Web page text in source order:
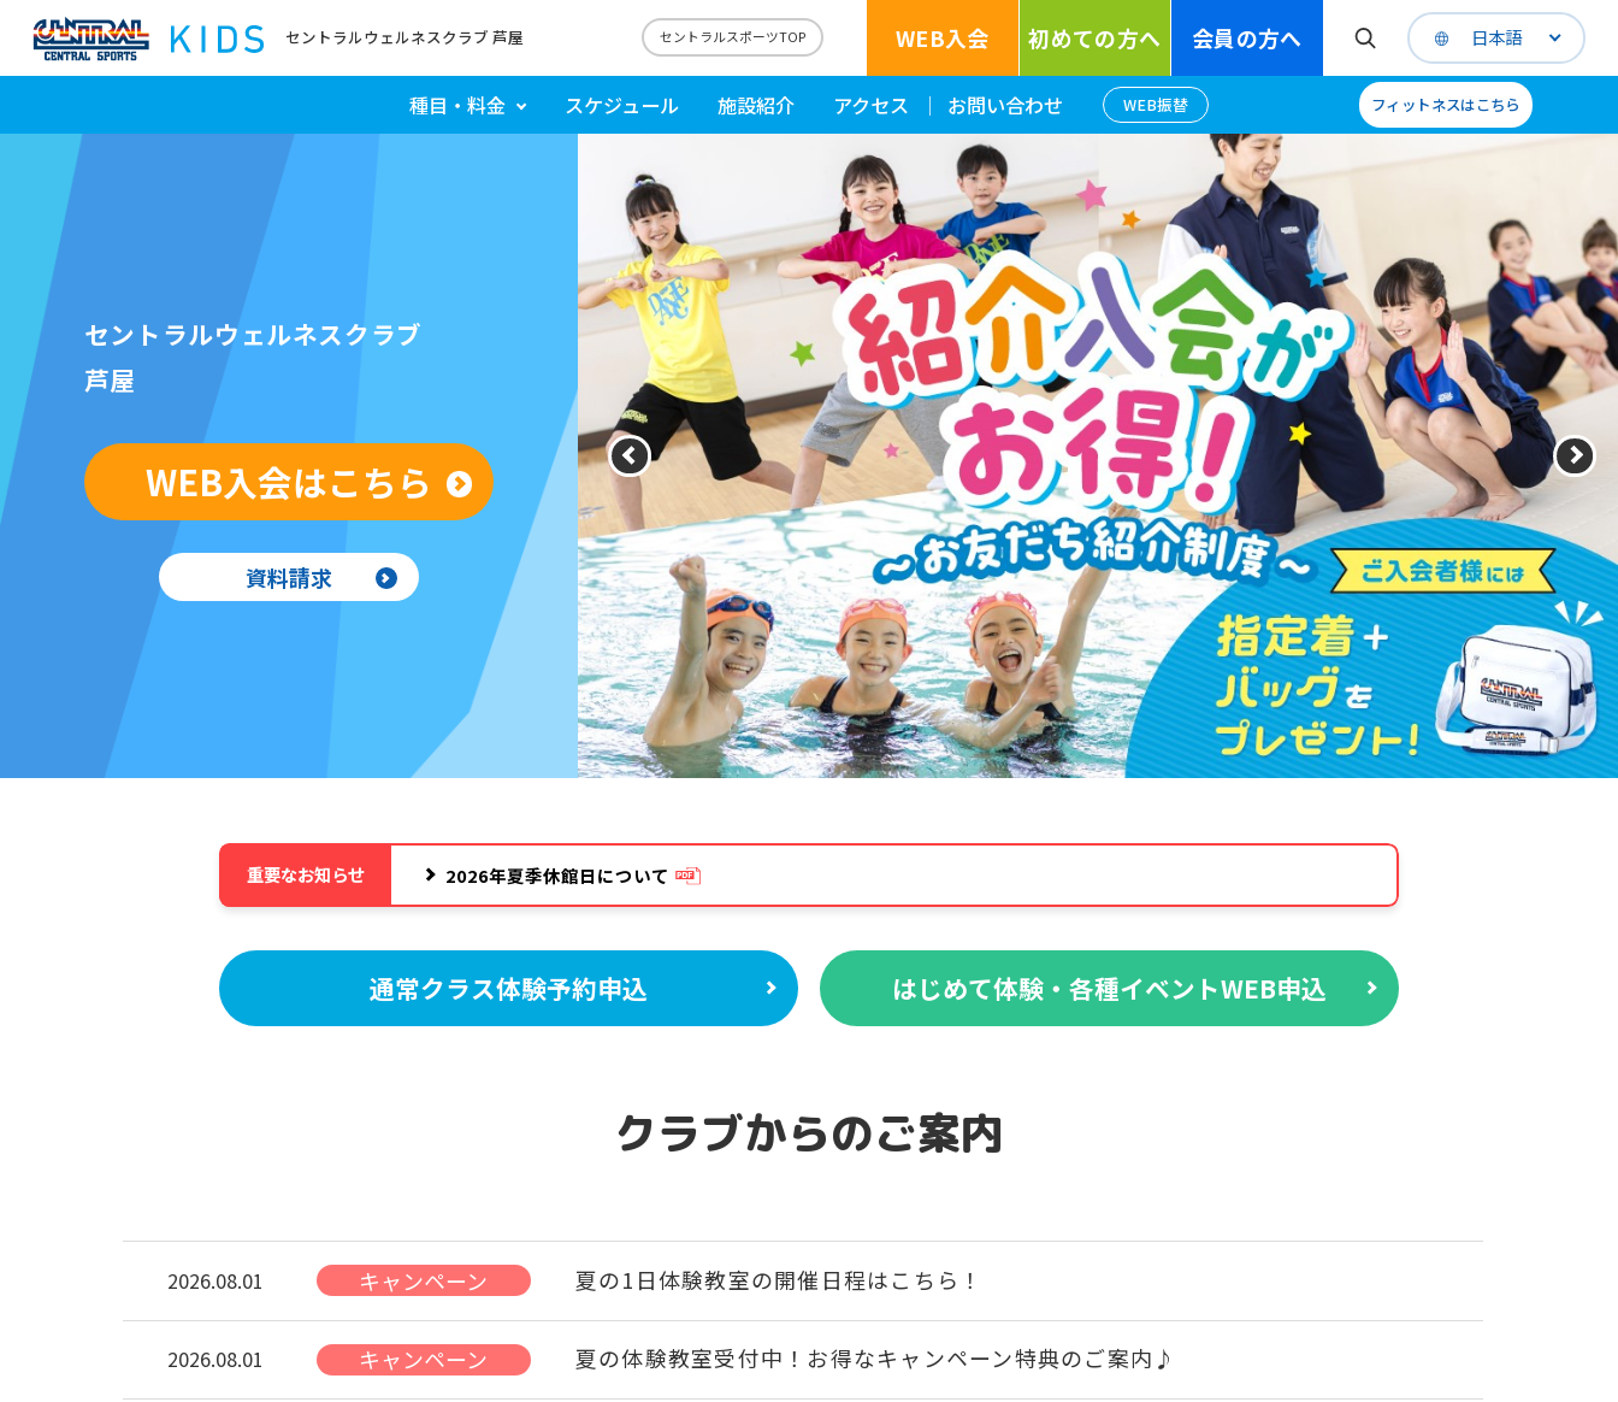
セントラルウェルネスクラブ 芦屋 セントラルスポーツTOP WEB入会 初めての方へ 会員の方へ 日本語
種目・料金 スケジュール 施設紹介 アクセス お問い合わせ WEB振替 フィットネスはこちら
セントラルウェルネスクラブ
芦屋
WEB入会はこちら
資料請求
重要なお知らせ 2026年夏季休館日について
通常クラス体験予約申込 はじめて体験・各種イベントWEB申込
クラブからのご案内
2026.08.01 キャンペーン 夏の1日体験教室の開催日程はこちら！
2026.08.01 キャンペーン 夏の体験教室受付中！お得なキャンペーン特典のご案内♪